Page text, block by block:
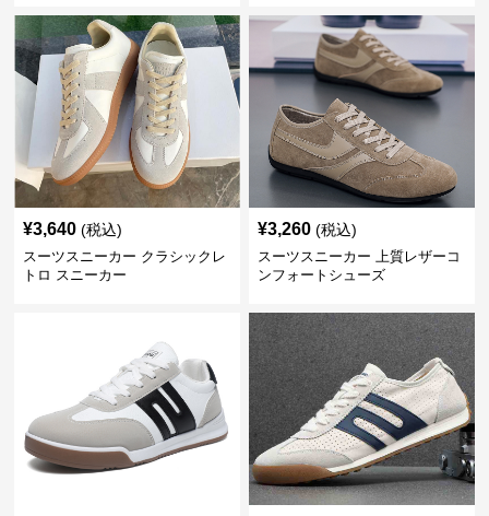
¥3,640 (税込)
スーツスニーカー クラシックレ
トロ スニーカー
¥3,260 (税込)
スーツスニーカー 上質レザーコ
ンフォートシューズ